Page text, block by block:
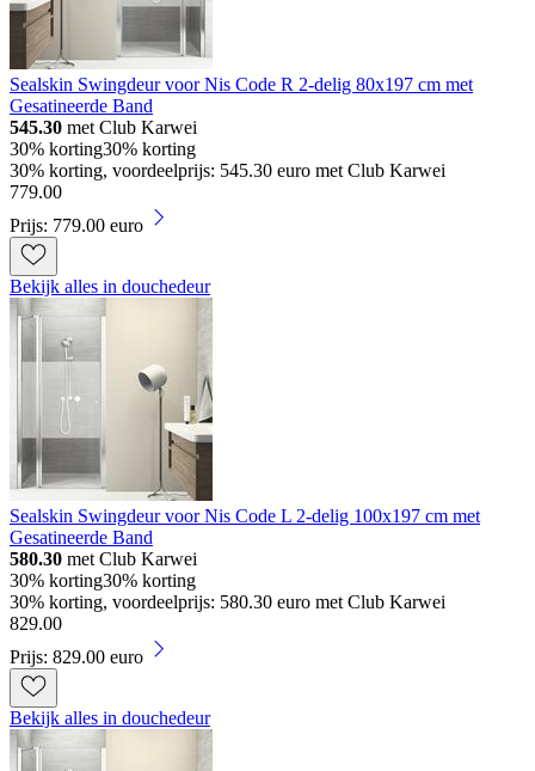
Sealskin Swingdeur voor Nis Code R 2-delig 80x197 cm met
Gesatineerde Band
545.30 met Club Karwei
30% korting30% korting
30% korting, voordeelprijs: 545.30 euro met Club Karwei
779.00
Prijs: 779.00 euro
Bekijk alles in douchedeur
Sealskin Swingdeur voor Nis Code L 2-delig 100x197 cm met
Gesatineerde Band
580.30 met Club Karwei
30% korting30% korting
30% korting, voordeelprijs: 580.30 euro met Club Karwei
829.00
Prijs: 829.00 euro
Bekijk alles in douchedeur